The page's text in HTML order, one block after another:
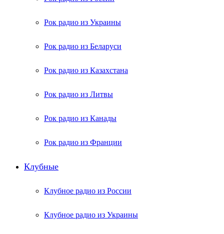
Рок радио из Украины
Рок радио из Беларуси
Рок радио из Казахстана
Рок радио из Литвы
Рок радио из Канады
Рок радио из Франции
Клубные
Клубное радио из России
Клубное радио из Украины